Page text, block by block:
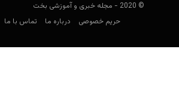
© 2020 - مجله خبری و آموزشی بخت
حریم خصوصی
درباره ما تماس با ما